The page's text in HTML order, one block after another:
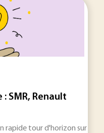
SMR, Renault
rapide tour d'horizon sur les